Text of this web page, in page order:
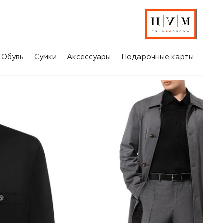
Обувь Сумки Аксессуары Подарочные карты